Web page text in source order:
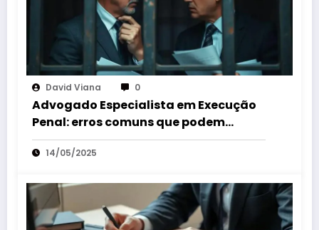
David Viana 0
Advogado Especialista em Execução
Penal: erros comuns que podem
custar sua liberdade
14/05/2025